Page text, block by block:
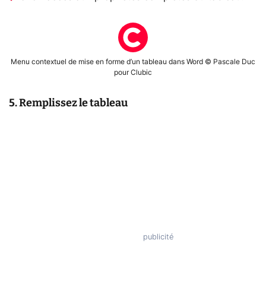
Menu contextuel de mise en forme d’un tableau dans Word © Pascale Duc
pour Clubic
5. Remplissez le tableau